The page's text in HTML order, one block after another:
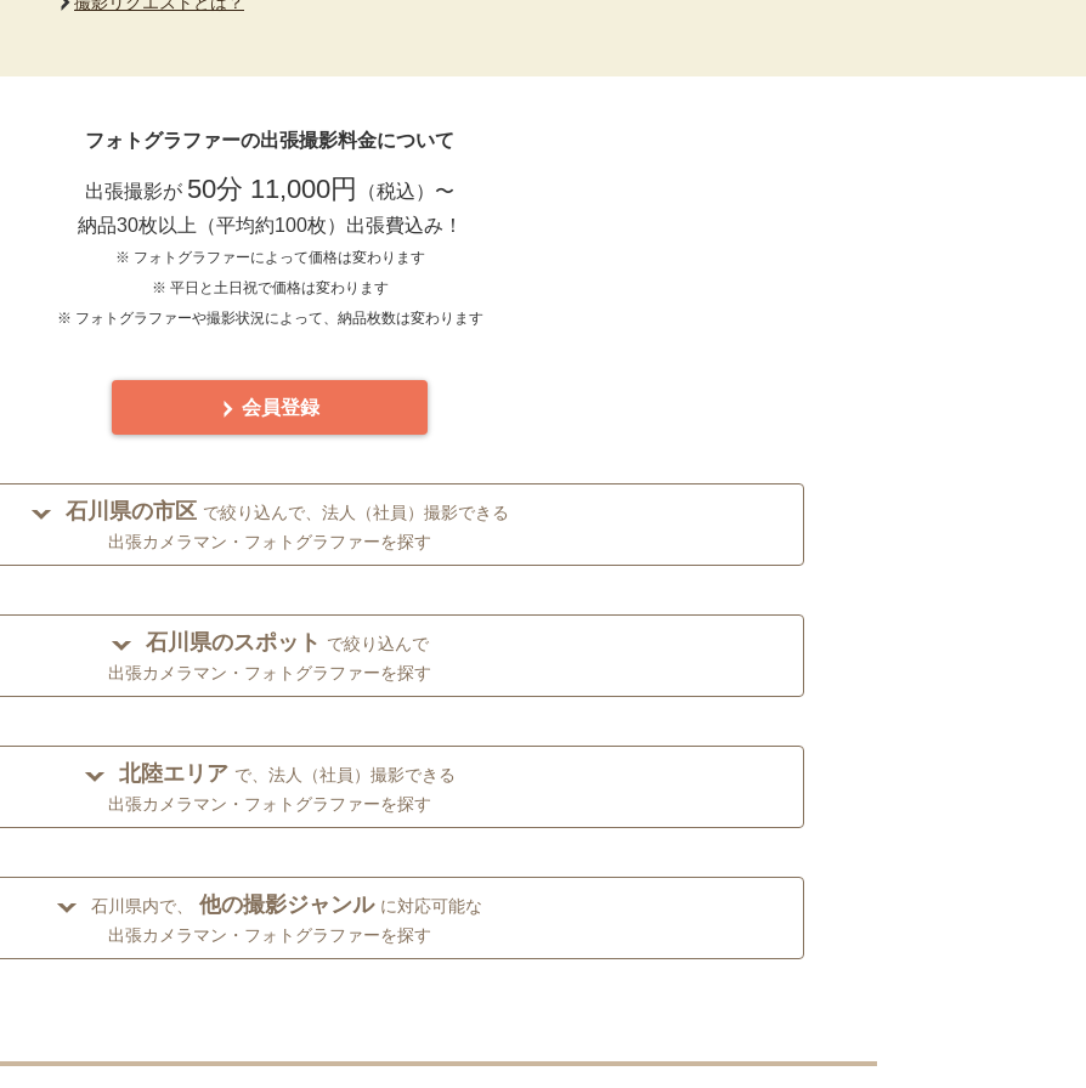
フォトグラファーの出張撮影料金について
出張撮影が 50分 11,000円
（税込）〜
納品30枚以上（平均約100枚）出張費込み！
※ フォトグラファーによって価格は変わります
※ 平日と土日祝で価格は変わります
※ フォトグラファーや撮影状況によって、納品枚数は変わります
会員登録
石川県の市区 で絞り込んで、法人（社員）撮影できる
出張カメラマン・フォトグラファーを探す
石川県のスポット で絞り込んで
出張カメラマン・フォトグラファーを探す
北陸エリア で、法人（社員）撮影できる
出張カメラマン・フォトグラファーを探す
石川県内で、 他の撮影ジャンル に対応可能な
出張カメラマン・フォトグラファーを探す